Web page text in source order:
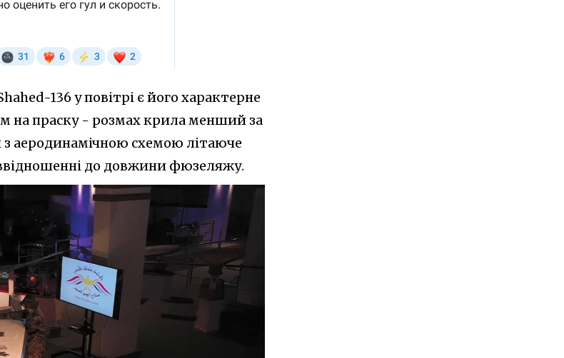
136 у повітрі є його характерне
на праску - розмах крила менший за
з аеродинамічною схемою літаюче
до довжини фюзеляжу.